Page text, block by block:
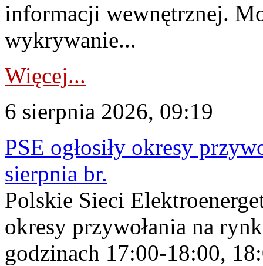
informacji wewnętrznej.
wykrywanie...
Więcej...
6 sierpnia 2026, 09:19
PSE ogłosiły okresy
sierpnia br.
Polskie Sieci
okresy przywołania na
godzinach 17:00-18:00,